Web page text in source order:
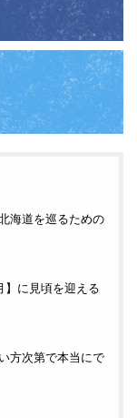
海道を巡るための
】に見頃を迎える
方次第で本当にで